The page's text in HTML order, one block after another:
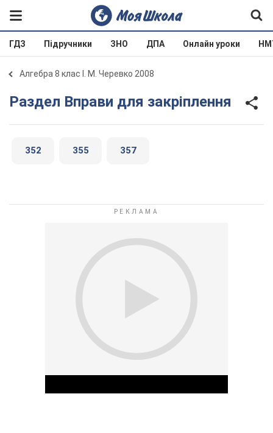
ГДЗ Підручники ЗНО ДПА Онлайн уроки
Алгебра 8 клас І. М. Черевко 2008
Раздел Вправи для закріплення
352 355 357